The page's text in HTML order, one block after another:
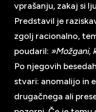
vprašanju, zakaj si
Predstavil je
zgolj racionalno,
poudaril: »Možgani,
Po njegovih
stvari: anomalijo in
drugačnega ali